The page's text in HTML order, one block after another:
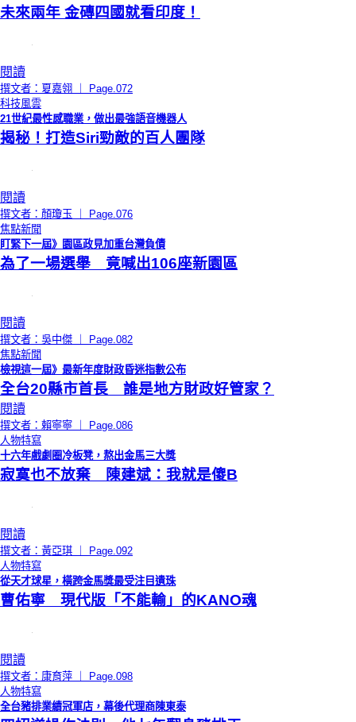
未來兩年 金磚四國就看印度！
閱讀
撰文者：夏嘉翎 ｜ Page.072
科技風雲
21世紀最性感職業，做出最強語音機器人
揭秘！打造Siri勁敵的百人團隊
閱讀
撰文者：顏瓊玉 ｜ Page.076
焦點新聞
盯緊下一屆》園區政見加重台灣負債
為了一場選舉 竟喊出106座新園區
閱讀
撰文者：吳中傑 ｜ Page.082
焦點新聞
檢視這一屆》最新年度財政昏迷指數公布
全台20縣市首長 誰是地方財政好管家？
閱讀
撰文者：賴寧寧 ｜ Page.086
人物特寫
十六年戲劇圈冷板凳，熬出金馬三大獎
寂寞也不放棄 陳建斌：我就是傻B
閱讀
撰文者：黃亞琪 ｜ Page.092
人物特寫
從天才球星，橫跨金馬獎最受注目遺珠
曹佑寧 現代版「不能輸」的KANO魂
閱讀
撰文者：康育萍 ｜ Page.098
人物特寫
全台豬排業績冠軍店，幕後代理商陳東泰